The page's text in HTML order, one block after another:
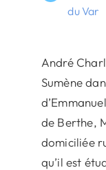
du Var
André
Sumène
de Berthe,
domiciliée
qu’il est